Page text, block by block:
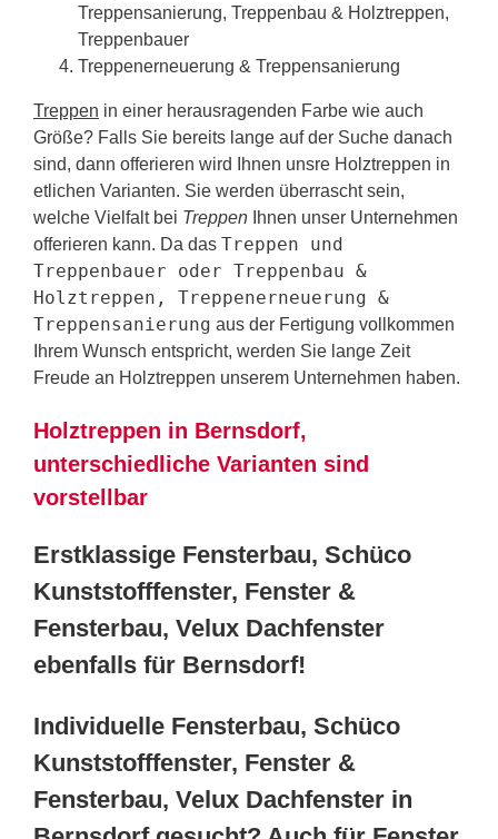
Treppensanierung, Treppenbau & Holztreppen,
Treppenbauer
Treppenerneuerung & Treppensanierung
Treppen in einer herausragenden Farbe wie auch
Größe? Falls Sie bereits lange auf der Suche danach
sind, dann offerieren wird Ihnen unsre Holztreppen in
etlichen Varianten. Sie werden überrascht sein,
welche Vielfalt bei Treppen Ihnen unser Unternehmen
offerieren kann. Da das Treppen und
Treppenbauer oder Treppenbau &
Holztreppen, Treppenerneuerung &
Treppensanierung aus der Fertigung vollkommen
Ihrem Wunsch entspricht, werden Sie lange Zeit
Freude an Holztreppen unserem Unternehmen haben.
Holztreppen in Bernsdorf,
unterschiedliche Varianten sind
vorstellbar
Erstklassige Fensterbau, Schüco
Kunststofffenster, Fenster &
Fensterbau, Velux Dachfenster
ebenfalls für Bernsdorf!
Individuelle Fensterbau, Schüco
Kunststofffenster, Fenster &
Fensterbau, Velux Dachfenster in